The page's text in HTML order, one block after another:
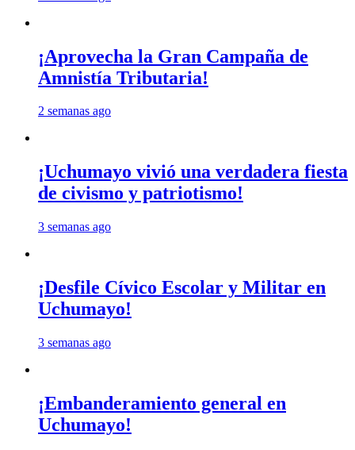
¡Aprovecha la Gran Campaña de
Amnistía Tributaria!
2 semanas ago
¡Uchumayo vivió una verdadera fiesta
de civismo y patriotismo!
3 semanas ago
¡Desfile Cívico Escolar y Militar en
Uchumayo!
3 semanas ago
¡Embanderamiento general en
Uchumayo!